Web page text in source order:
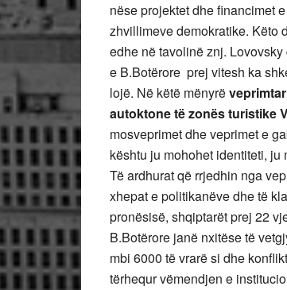
nëse projektet dhe financimet
zhvillimeve demokratike. Këto
edhe në tavolinë znj.
e B.Botërore prej vitesh ka
lojë. Në këtë mënyrë
autoktone të zonës turistike
mosveprimet dhe veprimet e
kështu ju mohohet identiteti,
Të ardhurat që rrjedhin nga
xhepat e politikanëve dhe të
pronësisë, shqiptarët prej 22
B.Botërore janë nxitëse të
mbi 6000 të vrarë si dhe
tërhequr vëmendjen e